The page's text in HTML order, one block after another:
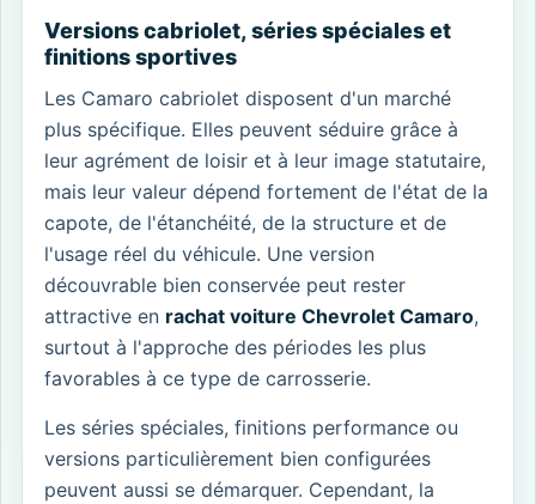
Versions cabriolet, séries spéciales et
finitions sportives
Les Camaro cabriolet disposent d'un marché
plus spécifique. Elles peuvent séduire grâce à
leur agrément de loisir et à leur image statutaire,
mais leur valeur dépend fortement de l'état de la
capote, de l'étanchéité, de la structure et de
l'usage réel du véhicule. Une version
découvrable bien conservée peut rester
attractive en rachat voiture Chevrolet Camaro,
surtout à l'approche des périodes les plus
favorables à ce type de carrosserie.
Les séries spéciales, finitions performance ou
versions particulièrement bien configurées
peuvent aussi se démarquer. Cependant, la